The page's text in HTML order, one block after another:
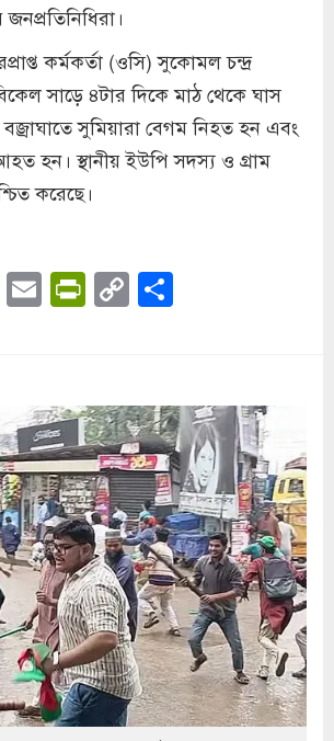
কর্মকর্তা (ওসি) সুকোমল চন্দ্র
সাড়ে ৪টার দিকে মাঠ থেকে ঘাস
সুমিয়ারা বেগম নিহত হন এবং
হন। স্থানীয় ইউপি সদস্য ও গ্রাম
করেছে।
WhatsApp
EmailPrintFriendly
Copy
Link